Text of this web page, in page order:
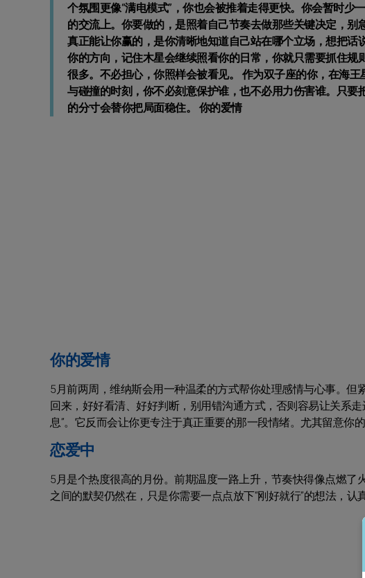
个氛围更像“满电模式”，你也会被推着走得更快。你会暂时
的交流上。你要做的，是照着自己节奏去做那些关键决定，
真正能让你赢的，是你清晰地知道自己站在哪个立场，想把
你的方向，记住木星会继续照看你的日常，你就只需要抓住
很多。不必担心，你照样会被看见。 作为双子座的你，在海
与碰撞的时刻，你不必刻意保护谁，也不必用力伤害谁。只
的分寸会替你把局面稳住。 你的爱情
你的爱情
5月前两周，维纳斯会用一种温柔的方式帮你处理感情与心事。
回来，好好看清、好好判断，别用错沟通方式，否则容易让关系
息”。它反而会让你更专注于真正重要的那一段情绪。尤其留意你
恋爱中
5月是个热度很高的月份。前期温度一路上升，节奏快得像点燃
之间的默契仍然在，只是你需要一点点放下“刚好就行”的想法，认